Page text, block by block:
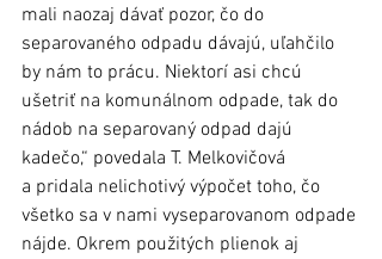
mali naozaj dávať pozor, čo do
separovaného odpadu dávajú, uľahčilo
by nám to prácu. Niektorí asi chcú
ušetriť na komunálnom odpade, tak do
nádob na separovaný odpad dajú
kadečo,“ povedala T. Melkovičová
a pridala nelichotivý výpočet toho, čo
všetko sa v nami vyseparovanom odpade
nájde. Okrem použitých plienok aj